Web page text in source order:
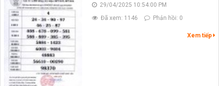
29/04/2025 10:54:00 PM
Đã xem: 1146
Phản hồi: 0
Xem tiếp